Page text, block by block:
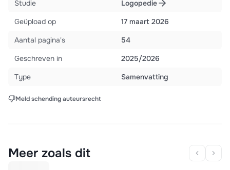
Studie
Logopedie
Geüpload op
17 maart 2026
Aantal pagina's
54
Geschreven in
2025/2026
Type
Samenvatting
Meld schending auteursrecht
Meer zoals dit